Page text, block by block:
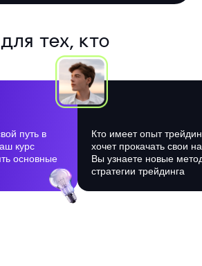
тех, кто
путь в
курс
основные
Кто имеет опыт
хочет прокачать свои
Вы узнаете новые
стратегии трейдинга